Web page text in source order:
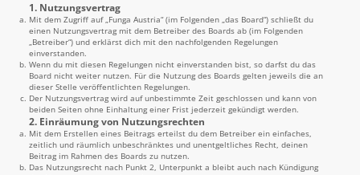
1. Nutzungsvertrag
Mit dem Zugriff auf „Funga Austria“ (im Folgenden „das Board“) schließt du
einen Nutzungsvertrag mit dem Betreiber des Boards ab (im Folgenden
„Betreiber“) und erklärst dich mit den nachfolgenden Regelungen
einverstanden.
Wenn du mit diesen Regelungen nicht einverstanden bist, so darfst du das
Board nicht weiter nutzen. Für die Nutzung des Boards gelten jeweils die an
dieser Stelle veröffentlichten Regelungen.
Der Nutzungsvertrag wird auf unbestimmte Zeit geschlossen und kann von
beiden Seiten ohne Einhaltung einer Frist jederzeit gekündigt werden.
2. Einräumung von Nutzungsrechten
Mit dem Erstellen eines Beitrags erteilst du dem Betreiber ein einfaches,
zeitlich und räumlich unbeschränktes und unentgeltliches Recht, deinen
Beitrag im Rahmen des Boards zu nutzen.
Das Nutzungsrecht nach Punkt 2, Unterpunkt a bleibt auch nach Kündigung